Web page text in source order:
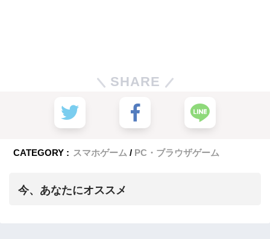
SHARE
CATEGORY : スマホゲーム PC・ブラウザゲーム
今、あなたにオススメ